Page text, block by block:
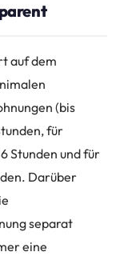
auf dem
(bis
für
Stunden und für
Darüber
separat
eine